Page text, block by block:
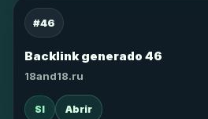
#46
Backlink generado 46
18and18.ru
SI Abrir